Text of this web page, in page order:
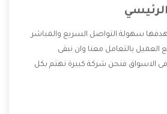
هدفها سهولة التواصل السريع والمباشر
بالتعامل معنا وان نبقى
الاسواق فنحن شركة كبيرة نهتم بكل
خدمة الصيانة التى تكون من أهم